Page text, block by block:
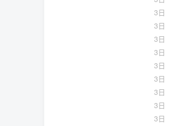
3日
3日
3日
3日
3日
3日
3日
3日
3日